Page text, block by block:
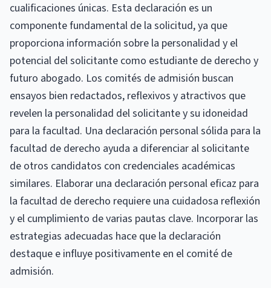
cualificaciones únicas. Esta declaración es un
componente fundamental de la solicitud, ya que
proporciona información sobre la personalidad y el
potencial del solicitante como estudiante de derecho y
futuro abogado. Los comités de admisión buscan
ensayos bien redactados, reflexivos y atractivos que
revelen la personalidad del solicitante y su idoneidad
para la facultad. Una declaración personal sólida para la
facultad de derecho ayuda a diferenciar al solicitante
de otros candidatos con credenciales académicas
similares. Elaborar una declaración personal eficaz para
la facultad de derecho requiere una cuidadosa reflexión
y el cumplimiento de varias pautas clave. Incorporar las
estrategias adecuadas hace que la declaración
destaque e influye positivamente en el comité de
admisión.